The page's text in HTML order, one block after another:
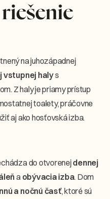
na juhozápadnej
vstupnej halys
Z haly je priamy prístup
toalety, práčovne
aj ako hosťovská izba.
do otvorenejdennej
a obývacia izba. Dom
a nočnú časť, ktoré sú